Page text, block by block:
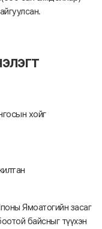
хойг
Ямоатогийн засаг
байсныг түүхэн